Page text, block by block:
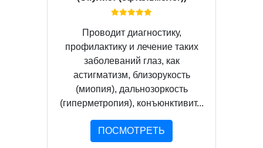
Проводит диагностику,
профилактику и лечение таких
заболеваний глаз, как
астигматизм, близорукость
(миопия), дальнозоркость
(гиперметропия), конъюнктивит...
ПОСМОТРЕТЬ